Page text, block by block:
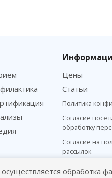
Цены
Статьи
Политика
Согласие
обработку
Согласие на
рассылок
осуществляется обработка